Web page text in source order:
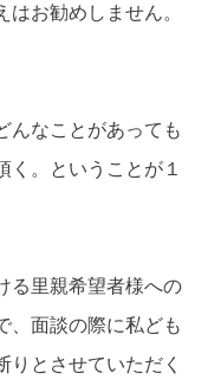
お勧めしません。
んなことがあっても
。ということが１
る里親希望者様への
、面談の際に私ども
りとさせていただく